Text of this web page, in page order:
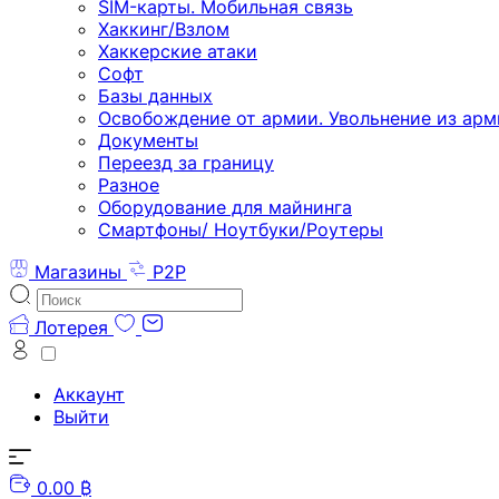
SIM-карты. Мобильная связь
Хаккинг/Взлом
Хаккерские атаки
Софт
Базы данных
Освобождение от армии. Увольнение из
Документы
Переезд за границу
Разное
Оборудование для майнинга
Смартфоны/ Ноутбуки/Роутеры
Магазины
P2P
Лотерея
Аккаунт
Выйти
0.00 ₿